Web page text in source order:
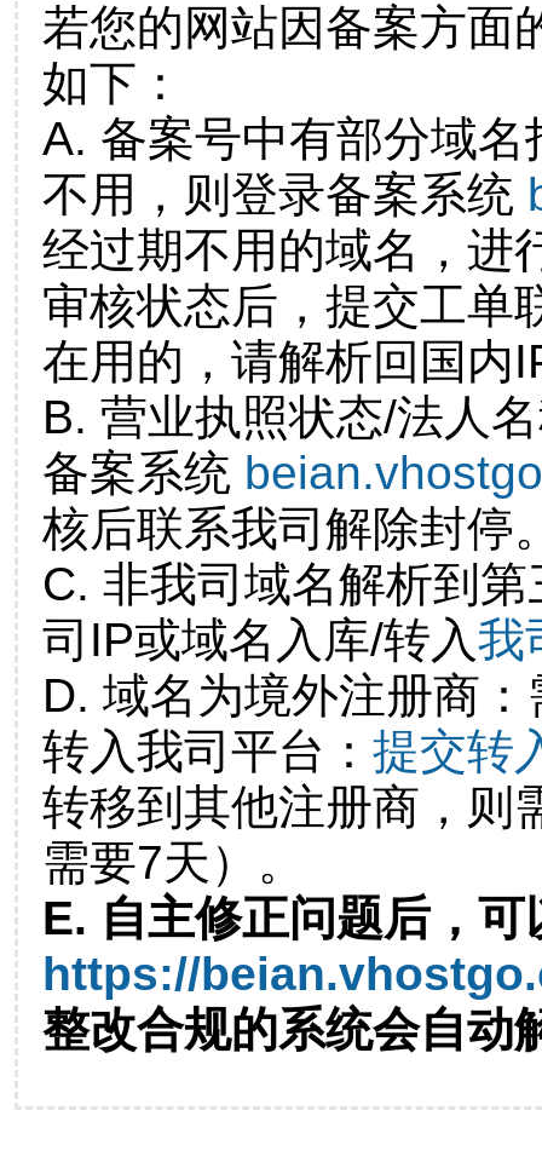
若您的网站因备案方面
如下：
A. 备案号中有部分域
不用，则登录备案系统
经过期不用的域名，进
审核状态后，提交工单
在用的，请解析回国内
B. 营业执照状态/法人
备案系统
核后联系我司解除封停
C. 非我司域名解析到
司IP或域名入库/转入我
D. 域名为境外注册商
转入我司平台： 提交转
转移到其他注册商，则
需要7天）。
E. 自主修正问题后，可
https://
整改合规的系统会自动